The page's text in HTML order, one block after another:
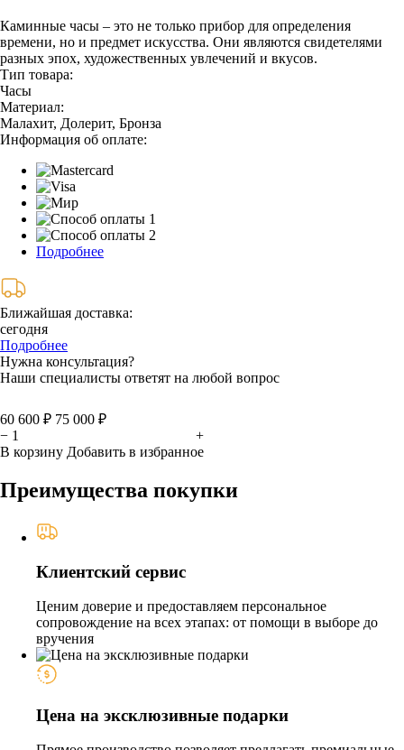
Каминные часы – это не только прибор для определения
времени, но и предмет искусства. Они являются свидетелями
разных эпох, художественных увлечений и вкусов.
Тип товара:
Часы
Материал:
Малахит, Долерит, Бронза
Информация об оплате:
Подробнее
Ближайшая доставка:
сегодня
Подробнее
Нужна консультация?
Наши специалисты ответят на любой вопрос
60 600 ₽ 75 000 ₽
−
+
В корзину Добавить в избранное
Преимущества покупки
Клиентский сервис
Ценим доверие и предоставляем персональное
сопровождение на всех этапах: от помощи в выборе до
вручения
Цена на эксклюзивные подарки